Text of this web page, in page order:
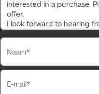
Naam*
E-mail*